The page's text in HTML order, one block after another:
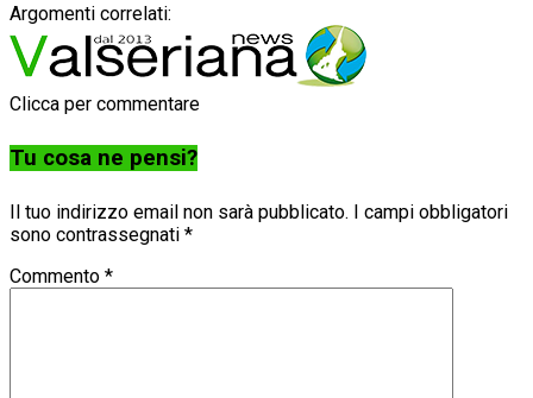
Argomenti correlati:
Clicca per commentare
Tu cosa ne pensi?
Il tuo indirizzo email non sarà pubblicato. I campi obbligatori
sono contrassegnati *
Commento *